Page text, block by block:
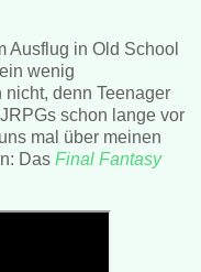
Ausflug in Old School
wenig
denn Teenager
schon lange vor
mal über meinen
Das Final Fantasy